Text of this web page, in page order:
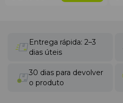
Entrega rápida: 2–3
dias úteis
30 dias para devolver
o produto